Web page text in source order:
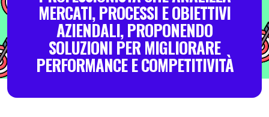
MERCATI, PROCESSI E OBIETTIVI
AZIENDALI, PROPONENDO
SOLUZIONI PER MIGLIORARE
PERFORMANCE E COMPETITIVITÀ